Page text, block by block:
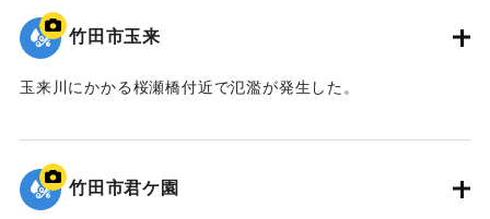
竹田市玉来
玉来川にかかる桜瀬橋付近で氾濫が発生した。
｜固有コード:09922052
竹田市君ケ園